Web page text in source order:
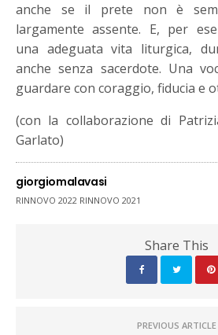
anche se il prete non è
largamente assente. E, per
una adeguata vita liturgica,
anche senza sacerdote. Una
guardare con coraggio, fiducia e
(con la collaborazione di
Garlato)
giorgiomalavasi
RINNOVO 2022 RINNOVO 2021
Share This
PREVIOUS ARTICLE